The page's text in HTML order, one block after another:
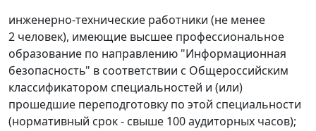
инженерно-технические работники (не менее
2 человек), имеющие высшее профессиональное
образование по направлению "Информационная
безопасность" в соответствии с Общероссийским
классификатором специальностей и (или)
прошедшие переподготовку по этой специальности
(нормативный срок - свыше 100 аудиторных часов);